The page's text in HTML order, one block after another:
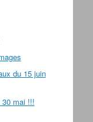
du 15 juin
30 mai !!!